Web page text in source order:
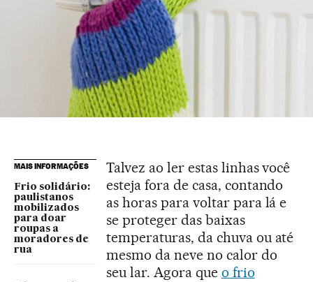
MAIS INFORMAÇÕES
Frio solidário:
paulistanos
mobilizados
para doar
roupas a
moradores de
rua
Talvez ao ler estas linhas você
esteja fora de casa, contando
as horas para voltar para lá e
se proteger das baixas
temperaturas, da chuva ou até
mesmo da neve no calor do
seu lar. Agora que o frio